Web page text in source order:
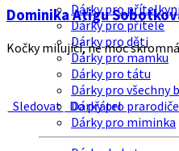
Dárky pro
Dárky pro přítele
Dárky pro děti
Dárky pro mamku
Dárky pro tátu
Dárky pro všechny
Dárky pro prarodiče
Dárky pro miminka
Dominika Atigu
Kočky milující, ne moc
Sledovat Do přátel